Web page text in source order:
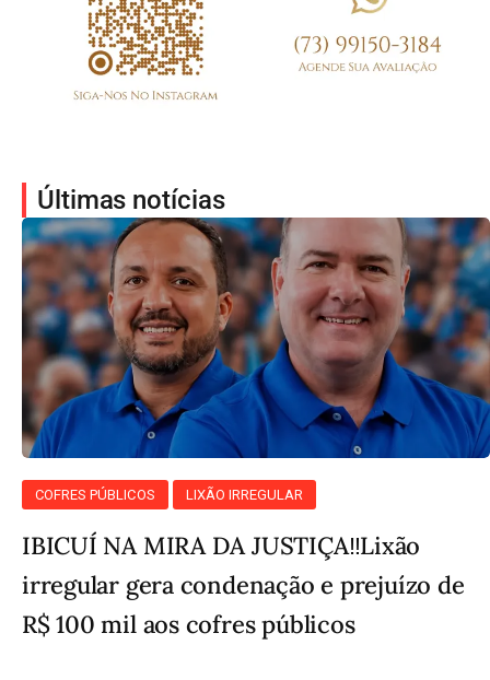
Últimas notícias
COFRES PÚBLICOS LIXÃO IRREGULAR
IBICUÍ NA MIRA DA JUSTIÇA‼️Lixão
irregular gera condenação e prejuízo de
R$ 100 mil aos cofres públicos